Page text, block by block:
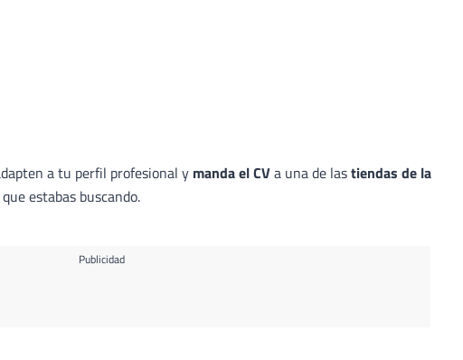
a tu perfil profesional y manda el CVa una de lastiendas de la
estabas buscando.
Publicidad